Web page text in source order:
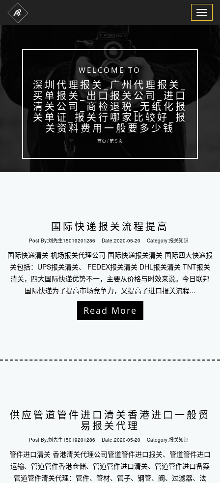
Toggle
WELCOME TO
深圳代理报关_广州代理报关_
买单报关_出口报关公司_进口
清关公司_商检退税_无纸化报
关单证_报关行哪家比较好_报
关资料费用一般要多少钱
首页 / 第 5 页
国际快递报关流程提高
Post By:刘先生15019201286 Date:2020-05-20 Category:报关知识
国际快递清关 机场报关代理公司 国际快递报关清关 国际四大快递报
关包括：UPS报关清关、 FEDEX报关清关 DHL报关清关 TNT报关
清关，四大国际快递优势不一，主要从价格与时效来说。今日联邦
国际快递为了提高市场竞争力，又提高了进口报关流程...
Read More
供应管道管件进口清关香港进口一般贸
易报关代理
Post By:刘先生15019201286 Date:2020-05-20 Category:报关知识
管件进口清关 香港清关代理公司管道管件进口报关、管道管件进口
运输、管道管件香港仓储、管道管件进口清关、管道管件进口备案
管道管件清关代理：管件、管材、管子、钢管、阀、过滤器、法